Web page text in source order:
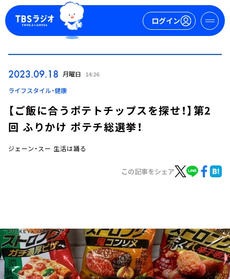
ログイン
ログイン
お知らせ
イベント・グッズ
YouTube
会社情報
2023.09.18 月曜日 14:26
ライフスタイル・健康
【ご飯に合うポテトチップスを探せ！】第2
回 ふりかけ ポテチ総選挙！
ジェーン・スー 生活は踊る
この記事をシェア